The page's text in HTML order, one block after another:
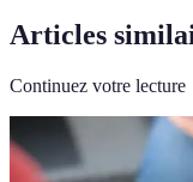
Articles
Continuez votre lecture